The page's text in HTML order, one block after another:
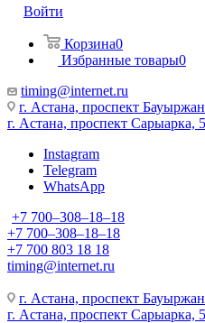
Войти
Корзина0
Избранные товары0
timing@internet.ru
г. Астана, проспект
г. Астана, проспект Сарыарка, 5
Instagram
Telegram
WhatsApp
+7 700‒308‒18‒18
+7 700‒308‒18‒18
+7 700 803 18 18
timing@internet.ru
г. Астана, проспект
г. Астана, проспект Сарыарка, 5